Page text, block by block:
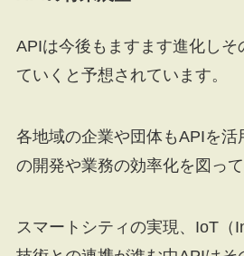
APIは今後もますます進化しそ
ていくと予想されています。
各地域の企業や団体もAPIを活
の開発や業務の効率化を図って
スマートシティの実現、IoT（